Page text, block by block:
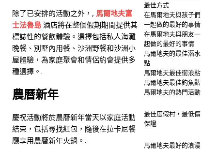
除了已安排的活動之外，, 馬爾地夫富
士法魯島 酒店將在整個假期期間提供其
標誌性的餐飲體驗。選擇包括私人海灘
晚餐、別墅內用餐、沙洲野餐和沙洲小
屋體驗，為家庭聚會和情侶約會提供多
種選擇。.
農曆新年
慶祝活動將於農曆新年當天以家庭活動
結束，包括尋找紅包，隨後在拉卡尼餐
廳享用農曆新年火鍋。.
最佳方式
在馬爾地夫與孩子們
一起做的最好的事情
在馬爾地夫與朋友一
起做的最好的事情
馬爾地夫的最佳潛水
點
馬爾地夫最佳衝浪點
馬爾地夫最佳釣魚點
馬爾地夫的熱門活動
最佳度假村，最低價
保證
馬爾地夫最好的浪漫